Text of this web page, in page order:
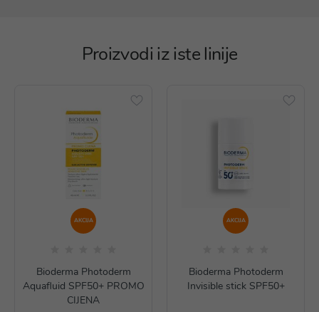
Proizvodi iz iste linije
AKCIJA
Bioderma Photoderm
Aquafluid SPF50+ PROMO
CIJENA
AKCIJA
Bioderma Photoderm
Invisible stick SPF50+